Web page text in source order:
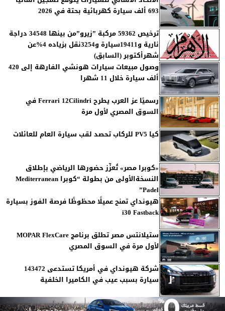
693 ألف سيارة كهربائية بحتة في 2026
ترخيص 59362 مركبة ”زيرو”من بينها 34548 دراجة
نارية و19411سيارة و3254نقل بزياده 4%عن
شهرأكتوبر (السابق)
وصول مبيعات سيارات هونشي الفارهة إلى 420
ألف سيارة خلال 11 شهرا
رسميًا عز العرب يطرح Ferrari 12Cilindri في
السوق المصري لأول مرة
كيا PV5 للركاب تحصد لقب سيارة العام للعائلات
«كوبرا مصر» تُعزِّز حضورها الرياضي بإطلاق
النسخةالأولى من بطولة “كوبرا Mediterranean
Padel”
هيونداي تمنح عميلًا محظوظًا فرصة الفوز بسيارة
i30 Fastback
ستيلانتس مصر تطلق برنامج MOPAR FlexCare
لأول مرة في السوق المصري
شركة هيونداي في أمريكا تستدعى 143472
سيارة بسبب عيب في الكاميرا الخلفية